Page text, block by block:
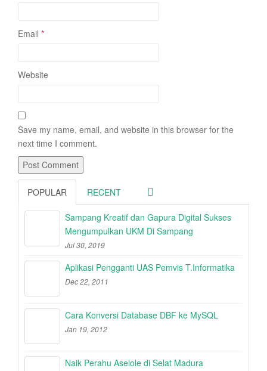
Email *
Website
Save my name, email, and website in this browser for the
next time I comment.
POPULAR RECENT
Sampang Kreatif dan Gapura Digital Sukses
Mengumpulkan UKM Di Sampang
Jul 30, 2019
Aplikasi Pengganti UAS Pemvis T.Informatika
Dec 22, 2011
Cara Konversi Database DBF ke MySQL
Jan 19, 2012
Naik Perahu Aselole di Selat Madura